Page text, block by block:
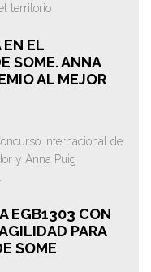
territorio
EN EL
SOME. ANNA
AL MEJOR
Internacional de
y Anna Puig
EGB1303 CON
PARA
SOME